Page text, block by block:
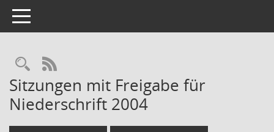
Toggle navigation
Rechercheauswahl
RSS-Feed
Sitzungen mit Freigabe für
Niederschrift 2004